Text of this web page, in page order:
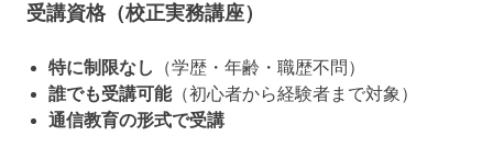
受講資格（校正実務講座）
特に制限なし
（学歴・年齢・職歴不問）
誰でも受講可能（初心者から経験者まで対象）
通信教育の形式で受講